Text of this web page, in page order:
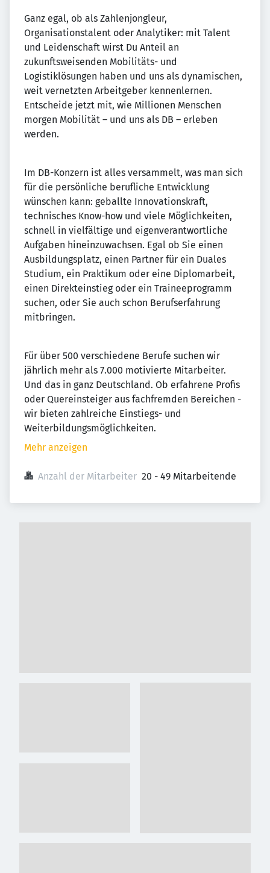
Ganz egal, ob als Zahlenjongleur,
Organisationstalent oder Analytiker: mit Talent
und Leidenschaft wirst Du Anteil an
zukunftsweisenden Mobilitäts- und
Logistiklösungen haben und uns als dynamischen,
weit vernetzten Arbeitgeber kennenlernen.
Entscheide jetzt mit, wie Millionen Menschen
morgen Mobilität – und uns als DB – erleben
werden.
Im DB-Konzern ist alles versammelt, was man sich
für die persönliche berufliche Entwicklung
wünschen kann: geballte Innovationskraft,
technisches Know-how und viele Möglichkeiten,
schnell in vielfältige und eigenverantwortliche
Aufgaben hineinzuwachsen. Egal ob Sie einen
Ausbildungsplatz, einen Partner für ein Duales
Studium, ein Praktikum oder eine Diplomarbeit,
einen Direkteinstieg oder ein Traineeprogramm
suchen, oder Sie auch schon Berufserfahrung
mitbringen.
Für über 500 verschiedene Berufe suchen wir
jährlich mehr als 7.000 motivierte Mitarbeiter.
Und das in ganz Deutschland. Ob erfahrene Profis
oder Quereinsteiger aus fachfremden Bereichen -
wir bieten zahlreiche Einstiegs- und
Weiterbildungsmöglichkeiten.
Mehr anzeigen
Anzahl der Mitarbeiter 20 - 49 Mitarbeitende